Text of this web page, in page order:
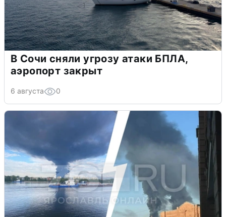
В Сочи сняли угрозу атаки БПЛА,
аэропорт закрыт
6 августа 0